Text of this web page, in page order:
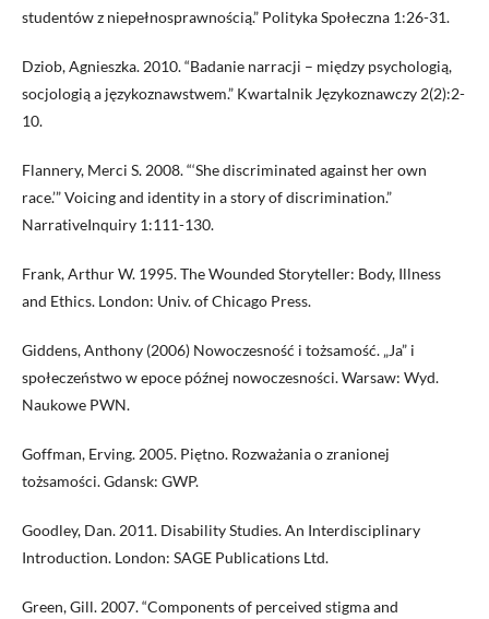
studentów z niepełnosprawnością.” Polityka Społeczna 1:26-31.
Dziob, Agnieszka. 2010. “Badanie narracji – między psychologią,
socjologią a językoznawstwem.” Kwartalnik Językoznawczy 2(2):2-
10.
Flannery, Merci S. 2008. “‘She discriminated against her own
race.’” Voicing and identity in a story of discrimination.”
NarrativeInquiry 1:111-130.
Frank, Arthur W. 1995. The Wounded Storyteller: Body, Illness
and Ethics. London: Univ. of Chicago Press.
Giddens, Anthony (2006) Nowoczesność i tożsamość. „Ja” i
społeczeństwo w epoce późnej nowoczesności. Warsaw: Wyd.
Naukowe PWN.
Goffman, Erving. 2005. Piętno. Rozważania o zranionej
tożsamości. Gdansk: GWP.
Goodley, Dan. 2011. Disability Studies. An Interdisciplinary
Introduction. London: SAGE Publications Ltd.
Green, Gill. 2007. “Components of perceived stigma and